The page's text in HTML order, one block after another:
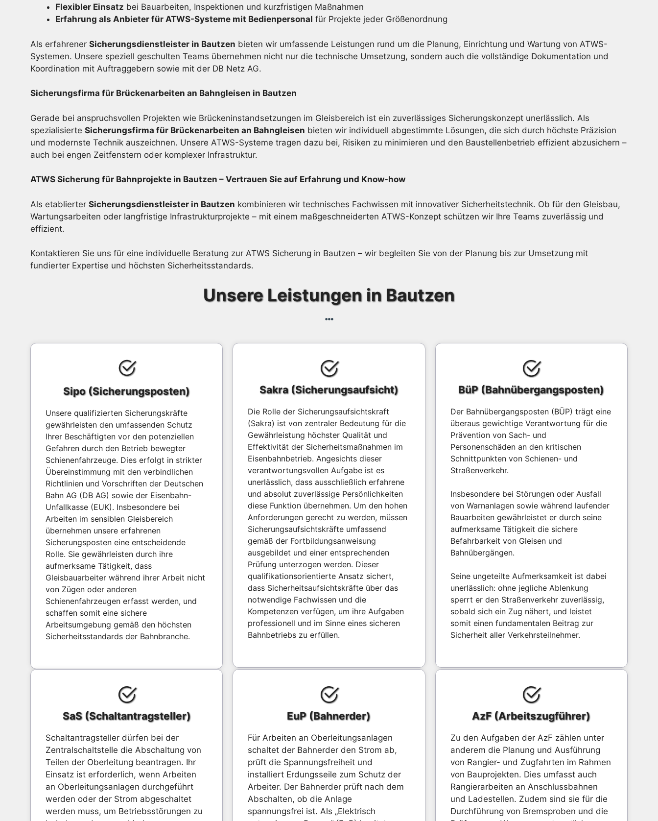
Flexibler Einsatz bei Bauarbeiten, Inspektionen und kurzfristigen Maßnahmen
Erfahrung als Anbieter für ATWS-Systeme mit Bedienpersonal für Projekte jeder Größenordnung
Als erfahrener Sicherungsdienstleister in Bautzen bieten wir umfassende Leistungen rund um die Planung, Einrichtung und Wartung von ATWS-
Systemen. Unsere speziell geschulten Teams übernehmen nicht nur die technische Umsetzung, sondern auch die vollständige Dokumentation und
Koordination mit Auftraggebern sowie mit der DB Netz AG.
Sicherungsfirma für Brückenarbeiten an Bahngleisen in Bautzen
Gerade bei anspruchsvollen Projekten wie Brückeninstandsetzungen im Gleisbereich ist ein zuverlässiges Sicherungskonzept unerlässlich. Als
spezialisierte Sicherungsfirma für Brückenarbeiten an Bahngleisen bieten wir individuell abgestimmte Lösungen, die sich durch höchste Präzision
und modernste Technik auszeichnen. Unsere ATWS-Systeme tragen dazu bei, Risiken zu minimieren und den Baustellenbetrieb effizient abzusichern –
auch bei engen Zeitfenstern oder komplexer Infrastruktur.
ATWS Sicherung für Bahnprojekte in Bautzen – Vertrauen Sie auf Erfahrung und Know-how
Als etablierter Sicherungsdienstleister in Bautzen kombinieren wir technisches Fachwissen mit innovativer Sicherheitstechnik. Ob für den Gleisbau,
Wartungsarbeiten oder langfristige Infrastrukturprojekte – mit einem maßgeschneiderten ATWS-Konzept schützen wir Ihre Teams zuverlässig und
effizient.
Kontaktieren Sie uns für eine individuelle Beratung zur ATWS Sicherung in Bautzen – wir begleiten Sie von der Planung bis zur Umsetzung mit
fundierter Expertise und höchsten Sicherheitsstandards.
Unsere Leistungen in Bautzen
Sipo (Sicherungsposten)
Unsere qualifizierten Sicherungskräfte
gewährleisten den umfassenden Schutz
Ihrer Beschäftigten vor den potenziellen
Gefahren durch den Betrieb bewegter
Schienenfahrzeuge. Dies erfolgt in strikter
Übereinstimmung mit den verbindlichen
Richtlinien und Vorschriften der Deutschen
Bahn AG (DB AG) sowie der Eisenbahn-
Unfallkasse (EUK). Insbesondere bei
Arbeiten im sensiblen Gleisbereich
übernehmen unsere erfahrenen
Sicherungsposten eine entscheidende
Rolle. Sie gewährleisten durch ihre
aufmerksame Tätigkeit, dass
Gleisbauarbeiter während ihrer Arbeit nicht
von Zügen oder anderen
Schienenfahrzeugen erfasst werden, und
schaffen somit eine sichere
Arbeitsumgebung gemäß den höchsten
Sicherheitsstandards der Bahnbranche.
Sakra (Sicherungsaufsicht)
Die Rolle der Sicherungsaufsichtskraft
(Sakra) ist von zentraler Bedeutung für die
Gewährleistung höchster Qualität und
Effektivität der Sicherheitsmaßnahmen im
Eisenbahnbetrieb. Angesichts dieser
verantwortungsvollen Aufgabe ist es
unerlässlich, dass ausschließlich erfahrene
und absolut zuverlässige Persönlichkeiten
diese Funktion übernehmen. Um den hohen
Anforderungen gerecht zu werden, müssen
Sicherungsaufsichtskräfte umfassend
gemäß der Fortbildungsanweisung
ausgebildet und einer entsprechenden
Prüfung unterzogen werden. Dieser
qualifikationsorientierte Ansatz sichert,
dass Sicherheitsaufsichtskräfte über das
notwendige Fachwissen und die
Kompetenzen verfügen, um ihre Aufgaben
professionell und im Sinne eines sicheren
Bahnbetriebs zu erfüllen.
BüP (Bahnübergangsposten)
Der Bahnübergangsposten (BÜP) trägt eine
überaus gewichtige Verantwortung für die
Prävention von Sach- und
Personenschäden an den kritischen
Schnittpunkten von Schienen- und
Straßenverkehr.
Insbesondere bei Störungen oder Ausfall
von Warnanlagen sowie während laufender
Bauarbeiten gewährleistet er durch seine
aufmerksame Tätigkeit die sichere
Befahrbarkeit von Gleisen und
Bahnübergängen.
Seine ungeteilte Aufmerksamkeit ist dabei
unerlässlich: ohne jegliche Ablenkung
sperrt er den Straßenverkehr zuverlässig,
sobald sich ein Zug nähert, und leistet
somit einen fundamentalen Beitrag zur
Sicherheit aller Verkehrsteilnehmer.
SaS (Schaltantragsteller)
Schaltantragsteller dürfen bei der
Zentralschaltstelle die Abschaltung von
Teilen der Oberleitung beantragen. Ihr
Einsatz ist erforderlich, wenn Arbeiten
an Oberleitungsanlagen durchgeführt
werden oder der Strom abgeschaltet
werden muss, um Betriebsstörungen zu
EuP (Bahnerder)
Für Arbeiten an Oberleitungsanlagen
schaltet der Bahnerder den Strom ab,
prüft die Spannungsfreiheit und
installiert Erdungsseile zum Schutz der
Arbeiter. Der Bahnerder prüft nach dem
Abschalten, ob die Anlage
spannungsfrei ist. Als „Elektrisch
AzF (Arbeitszugführer)
Zu den Aufgaben der AzF zählen unter
anderem die Planung und Ausführung
von Rangier- und Zugfahrten im Rahmen
von Bauprojekten. Dies umfasst auch
Rangierarbeiten an Anschlussbahnen
und Ladestellen. Zudem sind sie für die
Durchführung von Bremsproben und die